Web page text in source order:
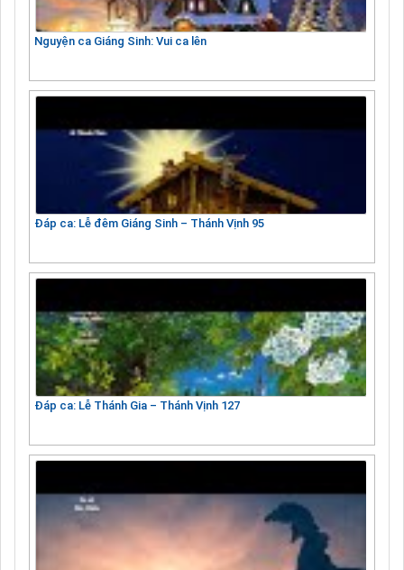
Nguyện ca Giáng Sinh: Vui ca lên
Đáp ca: Lễ đêm Giáng Sinh – Thánh Vịnh 95
Đáp ca: Lễ Thánh Gia – Thánh Vịnh 127